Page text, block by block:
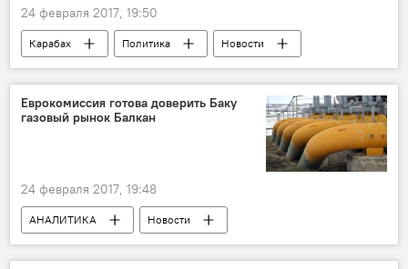
Азербайджан
24 февраля 2017, 19:50
Карабах Политика
Новости
Новости мира
Турция
МИД Турции
оккупация
история
виновные
Ходжалинский геноцид
Еврокомиссия готова доверить Баку
газовый рынок Балкан
24 февраля 2017, 19:48
АНАЛИТИКА
Новости
Новости мира
Экономика